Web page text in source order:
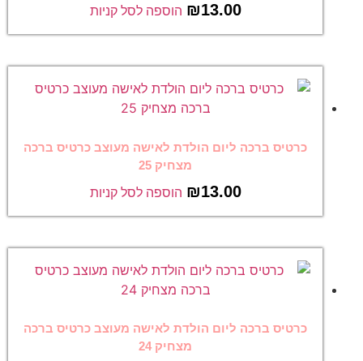
₪13.00 הוספה לסל קניות
כרטיס ברכה ליום הולדת לאישה מעוצב כרטיס ברכה
מצחיק 25
₪13.00 הוספה לסל קניות
כרטיס ברכה ליום הולדת לאישה מעוצב כרטיס ברכה
מצחיק 24